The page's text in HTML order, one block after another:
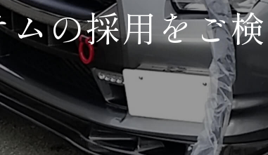
の採用をご